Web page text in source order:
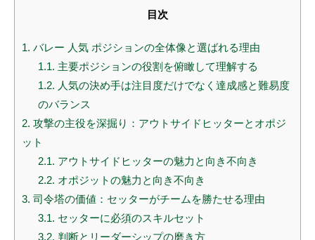
目次
1. バレー 人気 ポジションの全体像と選ばれる理由
1.1. 主要ポジションの役割を俯瞰して理解する
1.2. 人気の決め手は注目度だけでなく達成感と難易度
のバランス
2. 攻撃の主役を深掘り：アウトサイドヒッターとオポジ
ット
2.1. アウトサイドヒッターの魅力と向き不向き
2.2. オポジットの魅力と向き不向き
3. 司令塔の価値：セッターがチームを勝たせる理由
3.1. セッターに必須のスキルセット
3.2. 判断とリーダーシップの磨き方